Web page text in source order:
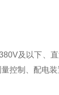
及以下、
控制、配电装